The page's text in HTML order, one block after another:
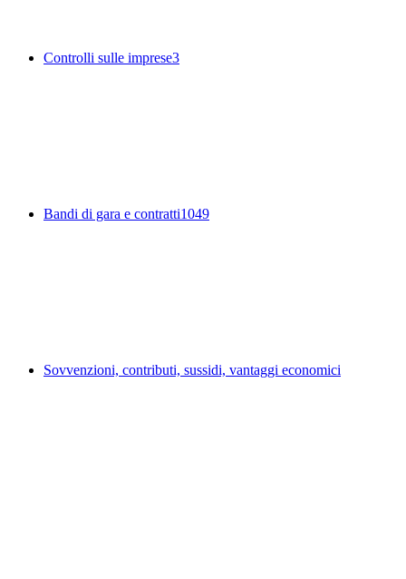
Controlli sulle imprese3
Bandi di gara e contratti1049
Sovvenzioni, contributi, sussidi, vantaggi economici